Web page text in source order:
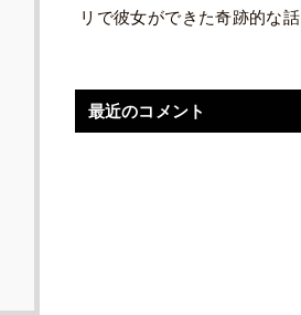
リで彼女ができた奇跡的な話
最近のコメント